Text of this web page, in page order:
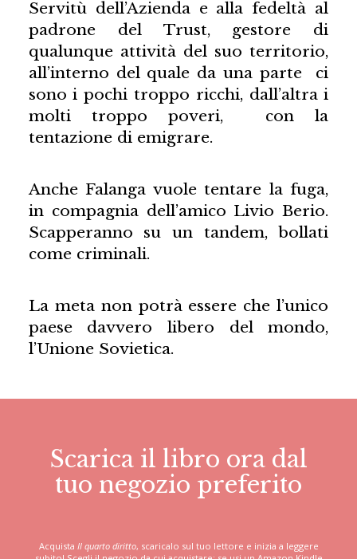
Servitù dell’Azienda e alla fedeltà al
padrone del Trust, gestore di
qualunque attività del suo territorio,
all’interno del quale da una parte ci
sono i pochi troppo ricchi, dall’altra i
molti troppo poveri, con la
tentazione di emigrare.
Anche Falanga vuole tentare la fuga,
in compagnia dell’amico Livio Berio.
Scapperanno su un tandem, bollati
come criminali.
La meta non potrà essere che l’unico
paese davvero libero del mondo,
l’Unione Sovietica.
Scarica il libro ora dal
tuo negozio preferito
Acquista Il quarto diritto, scaricalo sul tuo lettore e inizia a leggere